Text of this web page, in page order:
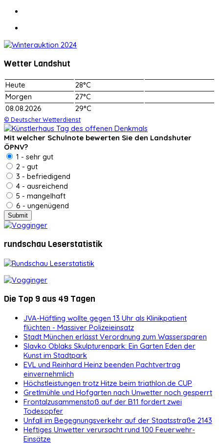
Wetter Landshut
Heute
28°C
Morgen
27°C
08.08.2026
29°C
© Deutscher Wetterdienst
Mit welcher Schulnote bewerten Sie den Landshuter
ÖPNV?
1 - sehr gut
2 - gut
3 - befriedigend
4 - ausreichend
5 - mangelhaft
6 - ungenügend
rundschau Leserstatistik
Die Top 9 aus 49 Tagen
JVA-Häftling wollte gegen 13 Uhr als Klinikpatient
flüchten - Massiver Polizeieinsatz
Stadt München erlässt Verordnung zum Wassersparen
Slavko Oblaks Skulpturenpark: Ein Garten Eden der
Kunst im Stadtpark
EVL und Reinhard Heinz beenden Pachtvertrag
einvernehmlich
Höchstleistungen trotz Hitze beim triathlon.de CUP
Gretlmühle und Hofgarten nach Unwetter noch gesperrt
Frontalzusammenstoß auf der B11 fordert zwei
Todesopfer
Unfall im Begegnungsverkehr auf der Staatsstraße 2143
Heftiges Unwetter verursacht rund 100 Feuerwehr-
Einsätze